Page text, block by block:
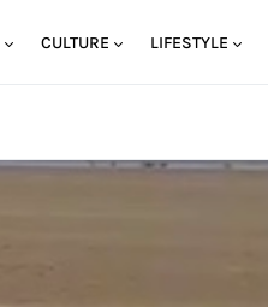
CULTURE LIFESTYLE